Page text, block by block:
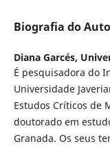
Biografia do
Diana Garcés,
É pesquisadora do
Universidade
Estudos Críticos de
doutorado em
Granada. Os seus